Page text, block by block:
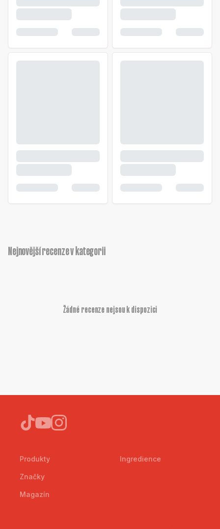
Nejnovější recenze v kategorii
Žádné recenze nejsou k dispozici
Produkty
Značky
Magazín
Ingredience